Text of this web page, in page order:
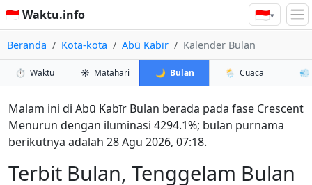
🇮🇩 Waktu.info 🇮🇩▾
Beranda Kota-kota Abū Kabīr Kalender Bulan
⏱️ Waktu ☀️ Matahari 🌙 Bulan 🌦️ Cuaca 💨
Terbit Bulan, Tenggelam Bulan
Malam ini di Abū Kabīr Bulan berada pada fase Crescent
Menurun dengan iluminasi 4294.1%; bulan purnama
berikutnya adalah 28 Agu 2026, 07:18.